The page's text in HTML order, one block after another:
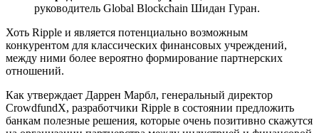
руководитель Global Blockchain Шидан Гуран.
Хоть Ripple и является потенциально возможным
конкурентом для классических финансовых учреждений,
между ними более вероятно формирование партнерских
отношений.
Как утверждает Даррен Марбл, генеральный директор
CrowdfundX, разработчики Ripple в состоянии предложить
банкам полезные решения, которые очень позитивно скажутся